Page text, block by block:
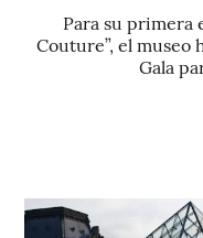
Para su primera
Couture”, el
Gala